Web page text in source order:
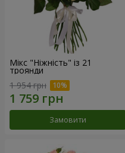
Мікс "Ніжність" із 21
троянди
1 954 грн
Замовити